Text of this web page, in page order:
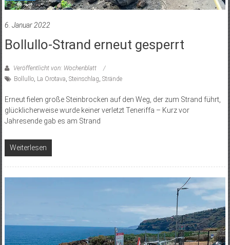
6. Januar 2022
Bollullo-Strand erneut gesperrt
Veröffentlicht von: Wochenblatt
Bollullo, La Orotava, Steinschlag, Strände
Erneut fielen große Steinbrocken auf den Weg, der zum Strand führt,
glücklicherweise wurde keiner verletzt Teneriffa – Kurz vor
Jahresende gab es am Strand
Weiterlesen